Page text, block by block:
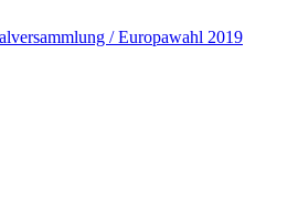
/ Europawahl 2019